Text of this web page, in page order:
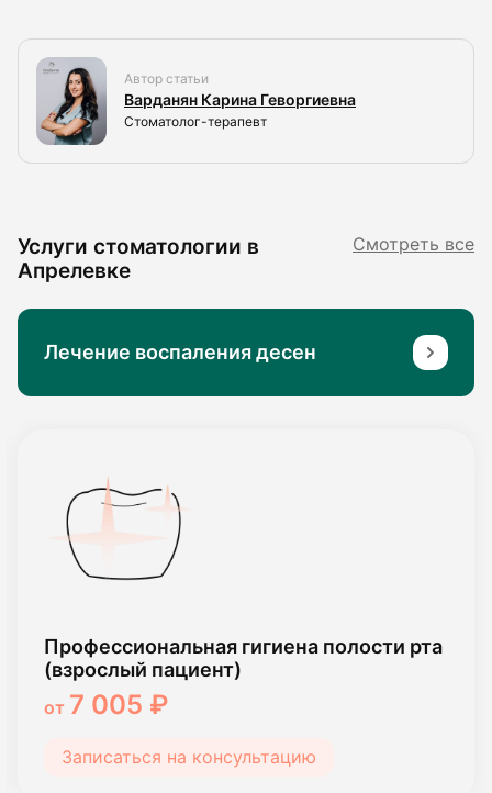
Автор статьи
Варданян Карина Геворгиевна
Стоматолог-терапевт
Услуги стоматологии в
Апрелевке
Смотреть все
Лечение воспаления десен
Профессиональная гигиена полости рта
(взрослый пациент)
от 7 005 ₽
Записаться на консультацию